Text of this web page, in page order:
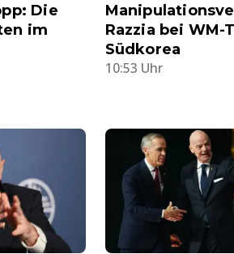
Die
im
Razzia bei WM-
Südkorea
10:53 Uhr